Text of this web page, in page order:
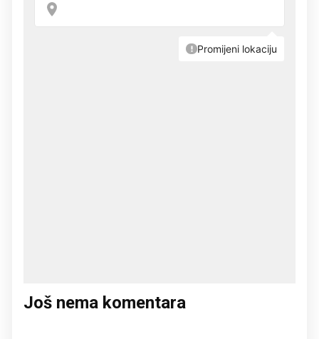
Još nema komentara